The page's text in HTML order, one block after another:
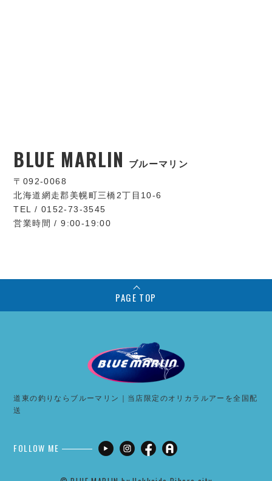
BLUE MARLIN ブルーマリン
〒092-0068
北海道網走郡美幌町三橋2丁目10-6
TEL / 0152-73-3545
営業時間 / 9:00-19:00
PAGE TOP
道東の釣りならブルーマリン｜当店限定のオリカラルアーを全国配
送
FOLLOW ME